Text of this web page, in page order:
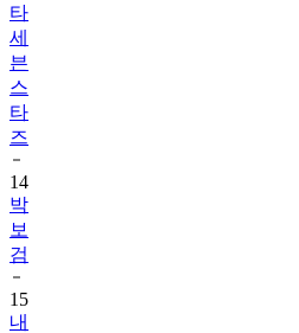
타
세
븐
스
타
즈
14
박
보
검
15
내